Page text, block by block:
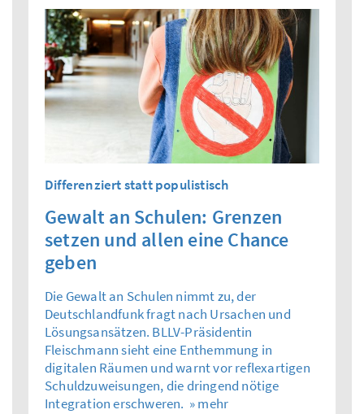
Differenziert statt populistisch
Gewalt an Schulen: Grenzen
setzen und allen eine Chance
geben
Die Gewalt an Schulen nimmt zu, der
Deutschlandfunk fragt nach Ursachen und
Lösungsansätzen. BLLV-Präsidentin
Fleischmann sieht eine Enthemmung in
digitalen Räumen und warnt vor reflexartigen
Schuldzuweisungen, die dringend nötige
Integration erschweren. » mehr